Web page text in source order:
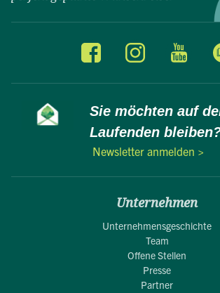
Sie möchten auf
Laufenden
Newsletter anmelden >
Unternehmen
Unternehmensgeschichte
Team
Offene Stellen
Presse
Partner